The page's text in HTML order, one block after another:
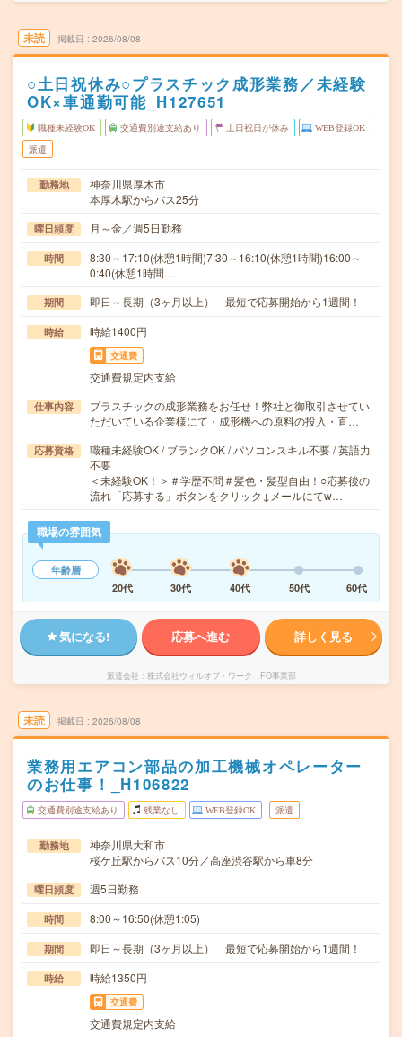
未読 掲載日 2026/08/08
○土日祝休み○プラスチック成形業務／未経験
OK×車通勤可能_H127651
職種未経験OK 交通費別途支給あり 土日祝日が休み WEB登録OK
派遣
勤務地
神奈川県厚木市
本厚木駅からバス25分
曜日頻度 月～金／週5日勤務
時間
8:30～17:10(休憩1時間)7:30～16:10(休憩1時間)16:00～
0:40(休憩1時間…
期間 即日～長期（3ヶ月以上） 最短で応募開始から1週間！
時給 時給1400円
交通費
交通費規定内支給
仕事内容
プラスチックの成形業務をお任せ！弊社と御取引させてい
ただいている企業様にて・成形機への原料の投入・直…
応募資格
職種未経験OK / ブランクOK / パソコンスキル不要 / 英語力
不要
＜未経験OK！＞＃学歴不問＃髪色・髪型自由！○応募後の
流れ「応募する」ボタンをクリック↓メールにてw…
職場の雰囲気
年齢層
20代
30代 40代 50代 60代
気になる! 応募へ進む 詳しく見る
派遣会社 株式会社ウィルオブ・ワーク FO事業部
未読 掲載日 2026/08/08
業務用エアコン部品の加工機械オペレーター
のお仕事！_H106822
交通費別途支給あり 残業なし WEB登録OK 派遣
勤務地
神奈川県大和市
桜ケ丘駅からバス10分／高座渋谷駅から車8分
曜日頻度 週5日勤務
時間 8:00～16:50(休憩1:05)
期間 即日～長期（3ヶ月以上） 最短で応募開始から1週間！
時給 時給1350円
交通費
交通費規定内支給